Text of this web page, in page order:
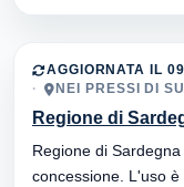
AGGIORNATA IL
NEI PRESSI DI
Regione di
Regione di
concessione. L'uso è